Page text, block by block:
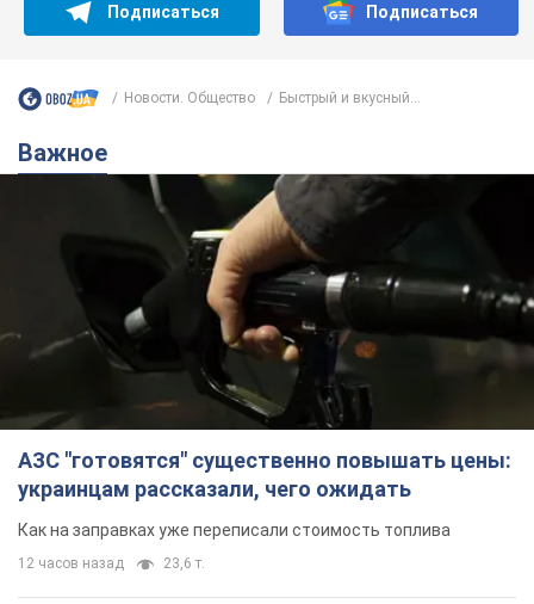
Подписаться Подписаться
Новости. Общество Быстрый и вкусный...
Важное
АЗС "готовятся" существенно повышать цены:
украинцам рассказали, чего ожидать
Как на заправках уже переписали стоимость топлива
12 часов назад 23,6 т.